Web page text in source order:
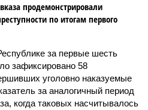
продемонстрировали
по итогам первого
за первые шесть
зафиксировано 58
уголовно наказуемые
за аналогичный период
когда таковых насчитывалось